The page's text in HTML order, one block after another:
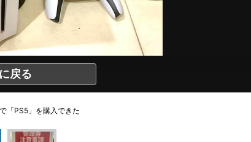
戻る
「PS5」を購入できた